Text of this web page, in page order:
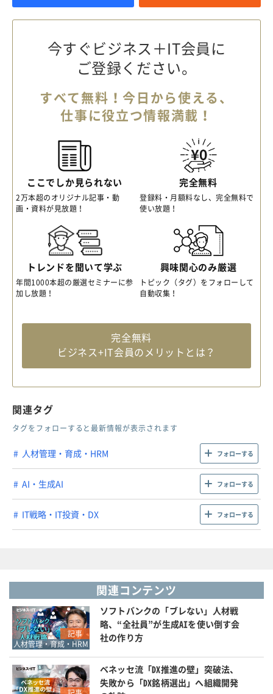
今すぐビジネス＋IT会員に
ご登録ください。
すべて無料！今日から使える、
仕事に役立つ情報満載！
ここでしか見られない
2万本超のオリジナル記事・動
画・資料が見放題！
完全無料
登録料・月額料なし、完全無料で
使い放題！
トレンドを聞いて学ぶ
年間1000本超の厳選セミナーに参
加し放題！
興味関心のみ厳選
トピック（タグ）をフォローして
自動収集！
完全無料
ビジネス+IT会員のメリットとは？
関連タグ
タグをフォローすると最新情報が表示されます
人材管理・育成・HRM フォローする
AI・生成AI フォローする
IT戦略・IT投資・DX フォローする
関連コンテンツ
記事
人材管理・育成・HRM
ソフトバンクの「ブレない」人材戦
略、“全社員”が生成AIを使い倒す会
社の作り方
ベネッセ流「DX推進の壁」突破法、
失敗から「DX銘柄選出」へ組織開発